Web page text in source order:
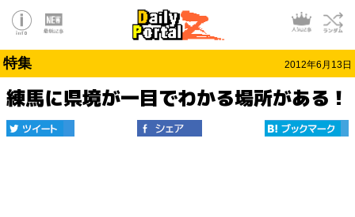
特集 2012年6月13日
練馬に県境が一目でわかる場所がある！